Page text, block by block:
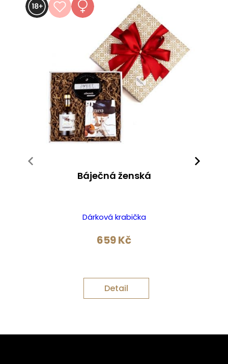
Báječná ženská
Dárková krabička
659Kč
Detail